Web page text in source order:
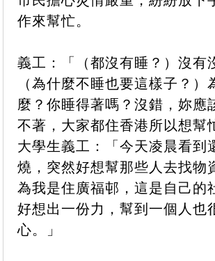
作來幫忙。
義工：「（都沒有睡？）沒有
（為什麼不睡也要這樣子？）
麼？你睡得著嗎？沒錯，妳應
不著，大家都住香港所以想幫
大學生義工：「今天凌晨看到
燒，突然好想幫那些人去找物
為我是住廣福邨，這是自己的
好想出一份力，幫到一個人也
心。」